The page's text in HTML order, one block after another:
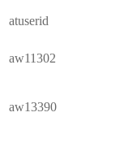
atuserid
aw11302
aw13390